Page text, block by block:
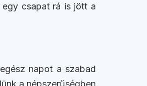
csapat rá is jött a
napot a szabad
a népszerűségben